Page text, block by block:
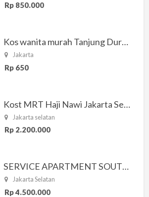
Rp 850.000
Kos wanita murah Tanjung Duren Jakarta Barat
Jakarta
Rp 650
Kost MRT Haji Nawi Jakarta Selatan
Jakarta selatan
Rp 2.200.000
SERVICE APARTMENT SOUTH RESIDENCE
Jakarta Selatan
Rp 4.500.000